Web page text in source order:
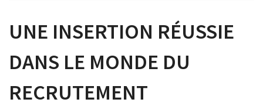
UNE INSERTION RÉUSSIE
DANS LE MONDE DU
RECRUTEMENT